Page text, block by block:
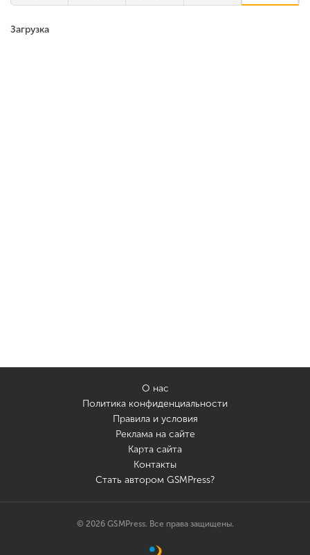
Загрузка
О нас
Политика конфиденциальности
Правила и условия
Реклама на сайте
Карта сайта
Контакты
Стать автором GSMPress?
© 2026 GSMPress. Все права защищены.